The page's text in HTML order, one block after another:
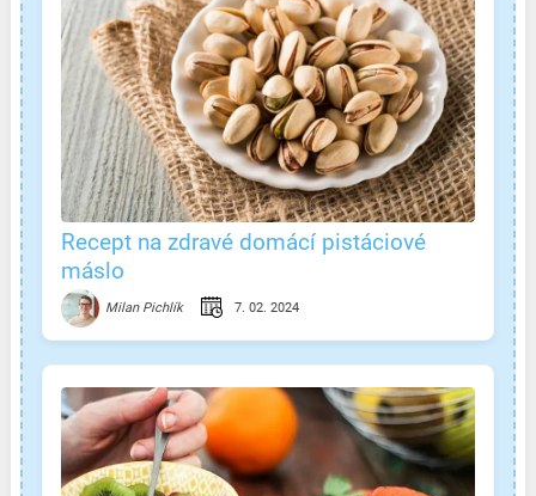
Recept na zdravé domácí pistáciové
máslo
Milan Pichlík 7. 02. 2024